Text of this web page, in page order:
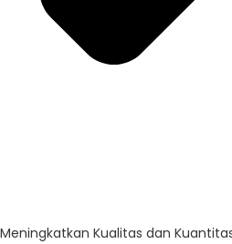
Meningkatkan Kualitas dan